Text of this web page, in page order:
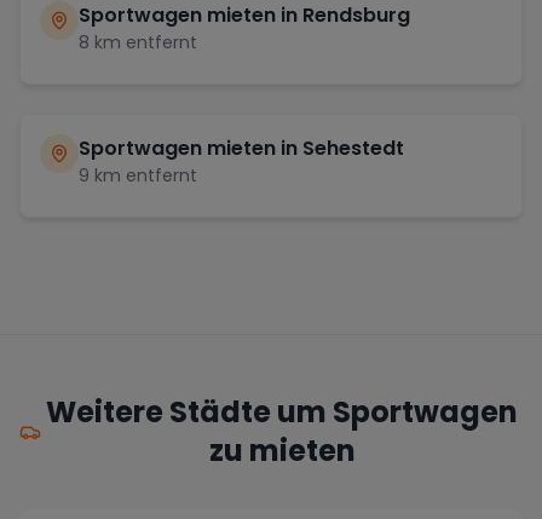
Sportwagen mieten in Rendsburg
8 km entfernt
Sportwagen mieten in Sehestedt
9 km entfernt
Weitere Städte um Sportwagen
zu mieten